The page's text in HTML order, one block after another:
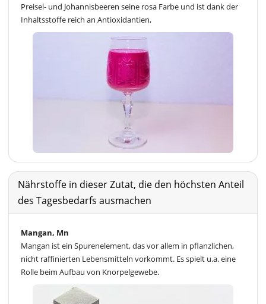
Preisel- und Johannisbeeren seine rosa Farbe und ist dank der
Inhaltsstoffe reich an Antioxidantien,
Nährstoffe in dieser Zutat, die den höchsten Anteil
des Tagesbedarfs ausmachen
Mangan, Mn
Mangan ist ein Spurenelement, das vor allem in pflanzlichen,
nicht raffinierten Lebensmitteln vorkommt. Es spielt u.a. eine
Rolle beim Aufbau von Knorpelgewebe.